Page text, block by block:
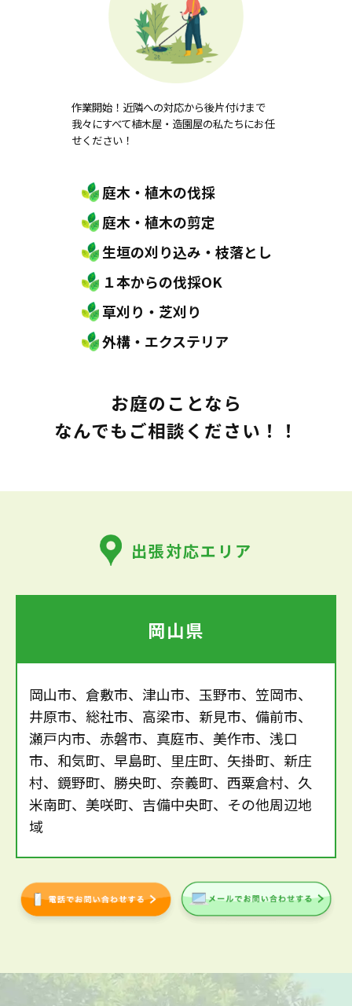
作業開始！近隣への対応から後片付けまで
我々にすべて植木屋・造園屋の私たちにお任
せください！
庭木・植木の伐採
庭木・植木の剪定
生垣の刈り込み・枝落とし
１本からの伐採OK
草刈り・芝刈り
外構・エクステリア
お庭のことなら
なんでもご相談ください！！
出張対応エリア
岡山県
岡山市、倉敷市、津山市、玉野市、笠岡市、
井原市、総社市、高梁市、新見市、備前市、
瀬戸内市、赤磐市、真庭市、美作市、浅口
市、和気町、早島町、里庄町、矢掛町、新庄
村、鏡野町、勝央町、奈義町、西粟倉村、久
米南町、美咲町、吉備中央町、その他周辺地
域